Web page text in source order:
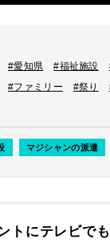
#愛知県 #福祉施設
#ファミリー #祭り
マジシャンの派遣
トにテレビで